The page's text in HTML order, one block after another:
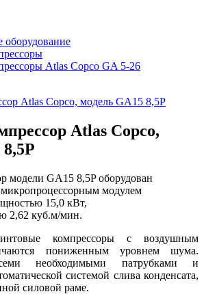
оборудование
Atlas Copco GA 5-26
Atlas Copco,
модели GA15 8,5P оборудован
модулем
15,0 кВт,
2,62 куб.м/мин.
компрессоры с воздушным
пониженным уровнем шума.
необходимыми патрубками и
системой слива конденсата,
силовой раме.